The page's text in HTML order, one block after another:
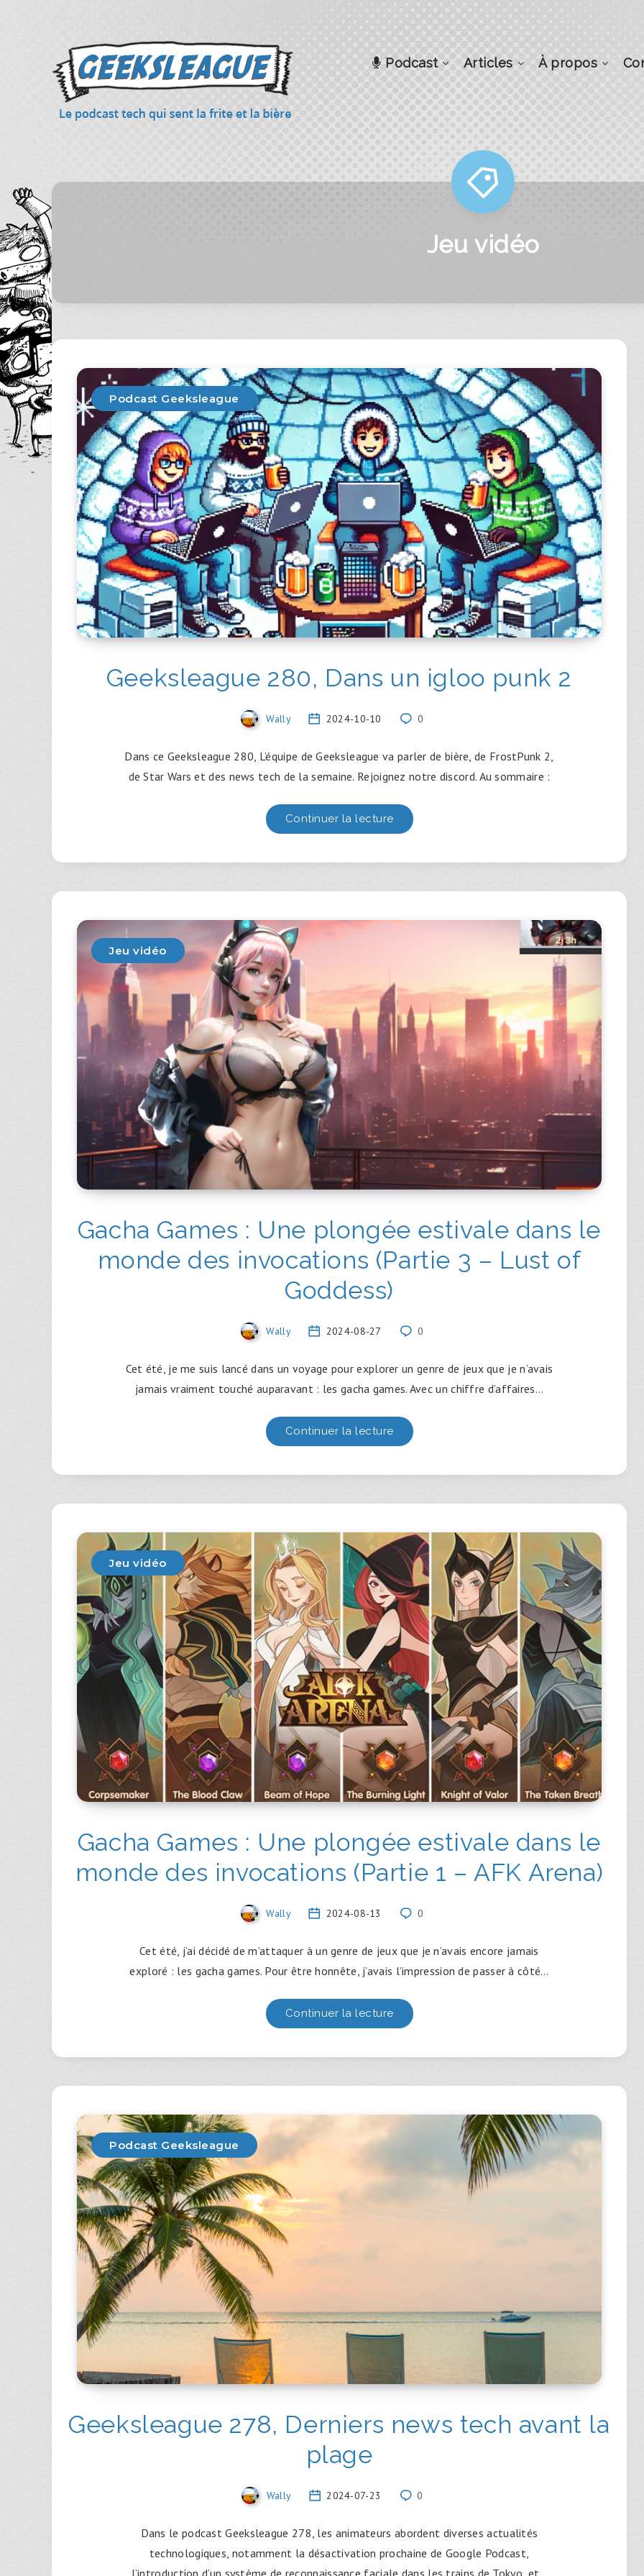
Podcast Articles À propos
Jeu vidéo
Podcast Geeksleague
Geeksleague 280, Dans un igloo punk 2
Wally 2024-10-10 0
Dans ce Geeksleague 280, L’équipe de Geeksleague va parler de bière, de FrostPunk 2,
de Star Wars et des news tech de la semaine. Rejoignez notre discord. Au sommaire :
Continuer la lecture
Jeu vidéo
Gacha Games : Une plongée estivale dans le
monde des invocations (Partie 3 – Lust of
Goddess)
Wally 2024-08-27 0
Cet été, je me suis lancé dans un voyage pour explorer un genre de jeux que je n’avais
jamais vraiment touché auparavant : les gacha games. Avec un chiffre d’affaires…
Continuer la lecture
Jeu vidéo
Gacha Games : Une plongée estivale dans le
monde des invocations (Partie 1 – AFK Arena)
Wally 2024-08-13 0
Cet été, j’ai décidé de m’attaquer à un genre de jeux que je n’avais encore jamais
exploré : les gacha games. Pour être honnête, j’avais l’impression de passer à côté…
Continuer la lecture
Podcast Geeksleague
Geeksleague 278, Derniers news tech avant la
plage
Wally 2024-07-23 0
Dans le podcast Geeksleague 278, les animateurs abordent diverses actualités
technologiques, notamment la désactivation prochaine de Google Podcast,
l’introduction d’un système de reconnaissance faciale dans les trains de Tokyo, et…